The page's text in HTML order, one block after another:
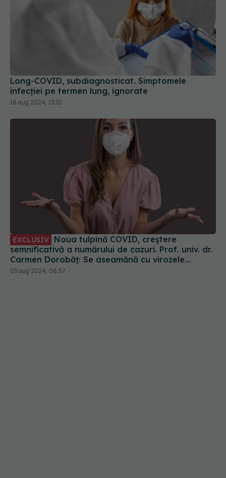
Long-COVID, subdiagnosticat. Simptomele
infecției pe termen lung, ignorate
18 aug 2024, 13:32
EXCLUSIV
Noua tulpină COVID, creștere
semnificativă a numărului de cazuri. Prof. univ. dr.
Carmen Dorobăț: Se aseamănă cu virozele
respiratorii. Nu necesită tratament simptomatic
03 aug 2024, 08:57